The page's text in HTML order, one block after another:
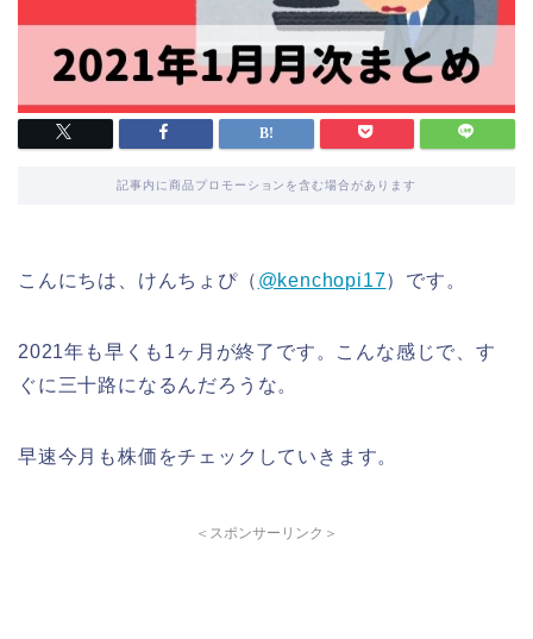
記事内に商品プロモーションを含む場合があります
こんにちは、けんちょぴ（ @kenchopi17）です。
2021年も早くも1ヶ月が終了です。こんな感じで、す
ぐに三十路になるんだろうな。
早速今月も株価をチェックしていきます。
＜スポンサーリンク＞